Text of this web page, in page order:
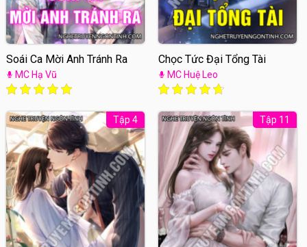
Soái Ca Mời Anh Tránh Ra
MC Hạ Vũ
Chọc Tức Đại Tổng Tài
MC Huệ Leo
Tập 4 Tập 11